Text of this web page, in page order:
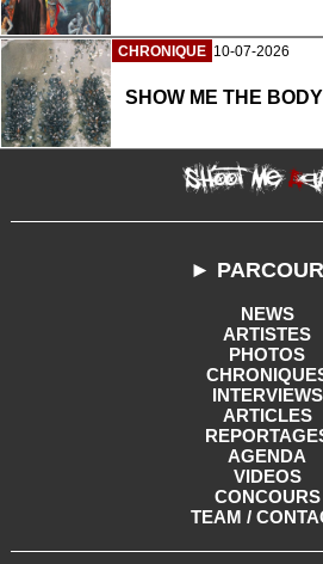
CHRONIQUE 10-07-2026
SHOW ME THE
►
NEWS
ARTISTES
PHOTOS
INTERVIEWS
ARTICLES
AGENDA
VIDEOS
CONCOURS
TEAM /